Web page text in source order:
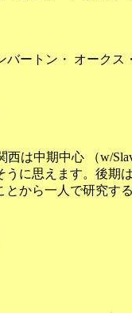
バートン・ オークス
は中期中心 （w/
に思えます。後期
とから一人で研究す